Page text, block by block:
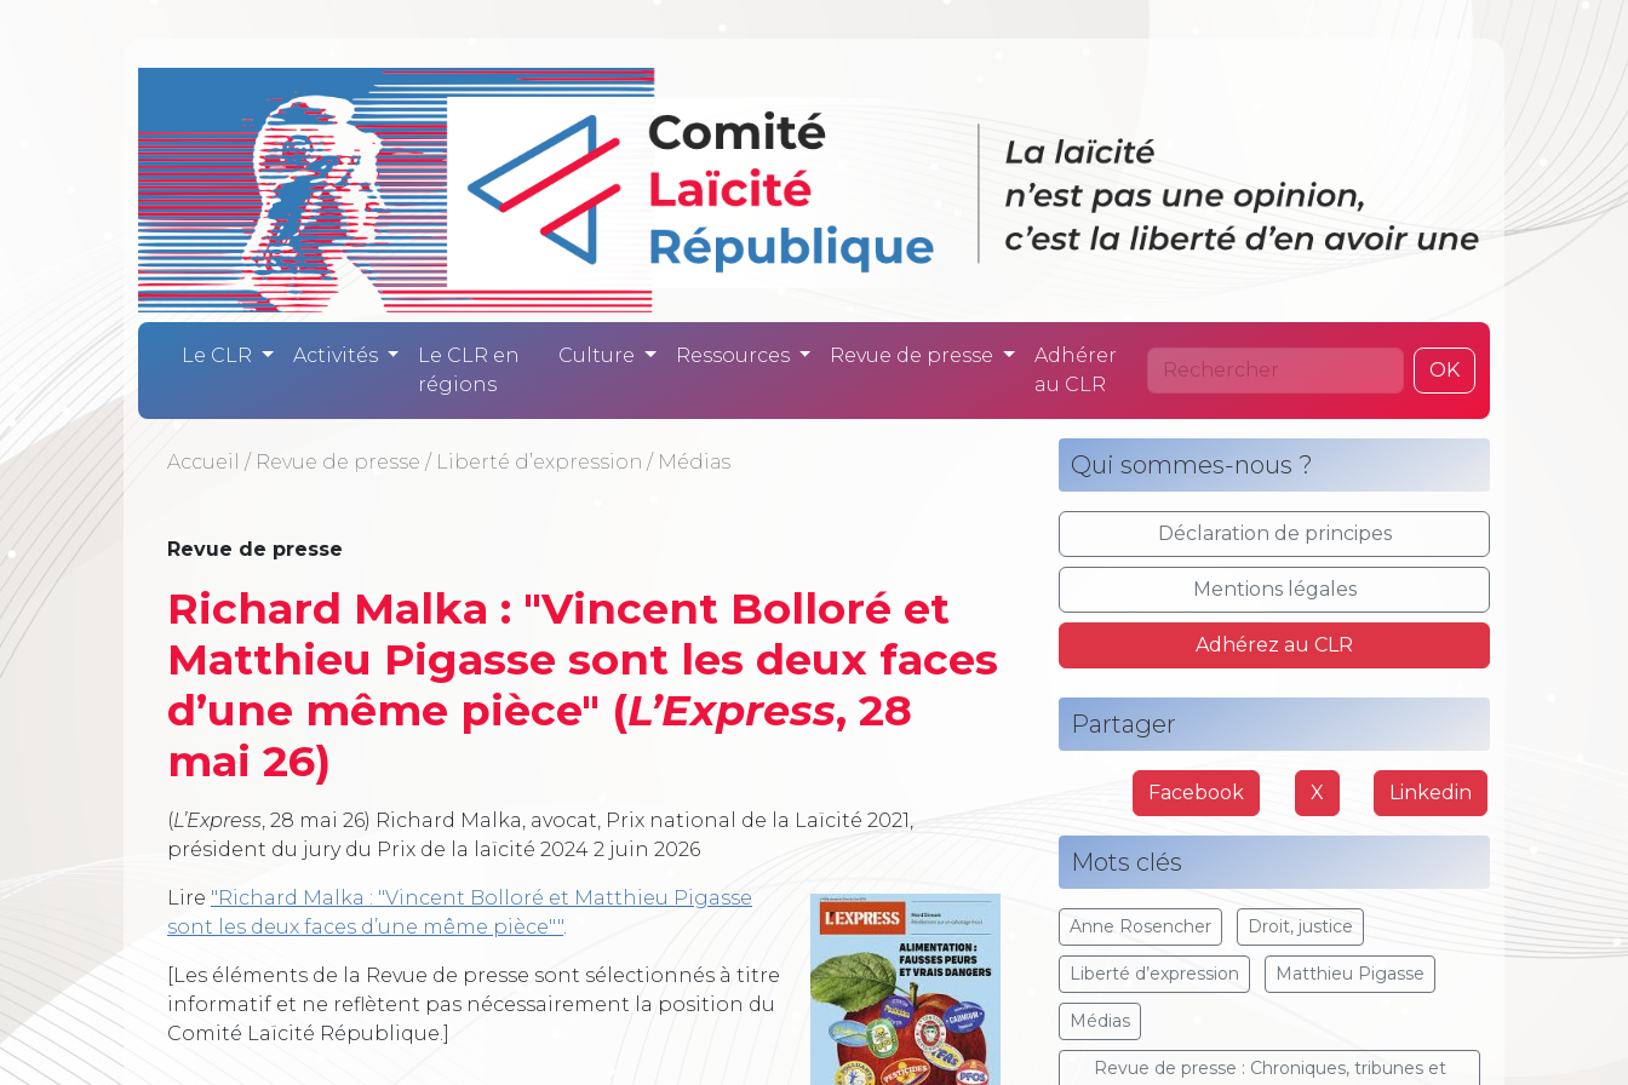
Comité Laïcité République - La laïcité
Le CLR Activités
Le CLR en
régions
Culture Ressources Revue de presse
Adhérer
au CLR
OK
Accueil / Revue de presse / Liberté d’expression / Médias
Revue de presse
Richard Malka : "Vincent Bolloré et
Matthieu Pigasse sont les deux faces
d’une même pièce" (L’Express, 28
mai 26)
(L’Express, 28 mai 26) Richard Malka, avocat, Prix national de la Laïcité 2021,
président du jury du Prix de la laïcité 2024 2 juin 2026
Lire "Richard Malka : "Vincent Bolloré et Matthieu Pigasse
sont les deux faces d’une même pièce"".
[Les éléments de la Revue de presse sont sélectionnés à titre
informatif et ne reflètent pas nécessairement la position du
Comité Laïcité République.]
Qui sommes-nous ?
Déclaration de principes
Mentions légales
Adhérez au CLR
Partager
Facebook X Linkedin
Mots clés
Anne Rosencher Droit, justice
Liberté d’expression Matthieu Pigasse
Médias
Revue de presse : Chroniques, tribunes et